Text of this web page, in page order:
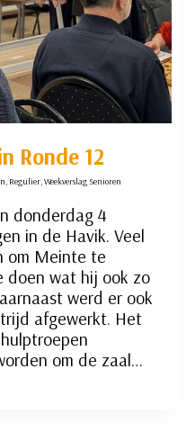
Ronde 12
, Regulier,Weekverslag Senioren
donderdag 4
in de Havik. Veel
om Meinte te
doen wat hij ook zo
werd er ook
afgewerkt. Het
om de zaal…